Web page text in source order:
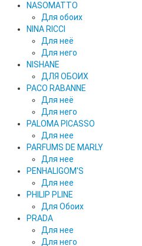
NASOMATTO
Для обоих
NINA RICCI
Для неё
Для него
NISHANE
ДЛЯ ОБОИХ
PACO RABANNE
Для неё
Для него
PALOMA PICASSO
Для нее
PARFUMS DE MARLY
Для нее
PENHALIGOM'S
Для нее
PHILIP PLINE
Для Обоих
PRADA
Для нее
Для него